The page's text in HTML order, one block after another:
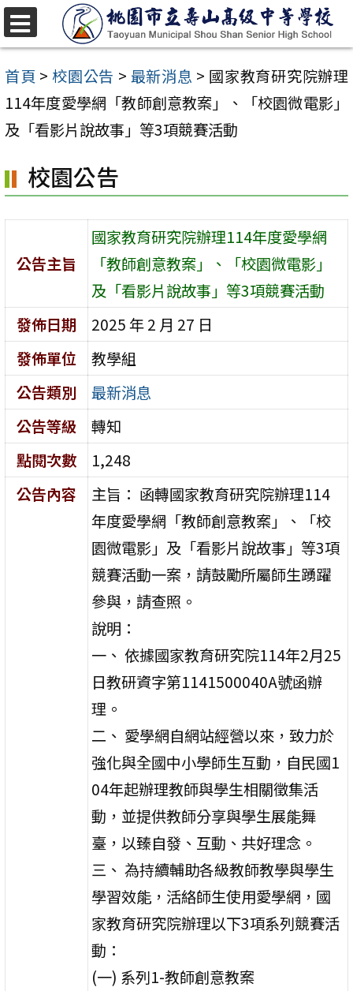
跳
至
主
要
內
區
首頁 > 校園公告 > 最新消息 > 國家教育研究院辦理
114年度愛學網「教師創意教案」、「校園微電影」
及「看影片說故事」等3項競賽活動
校園公告
公告主旨
國家教育研究院辦理114年度愛學網
「教師創意教案」、「校園微電影」
及「看影片說故事」等3項競賽活動
發佈日期
2025 年 2 月 27 日
發佈單位
教學組
公告類別
最新消息
公告等級
轉知
點閱次數
1,248
公告內容
主旨： 函轉國家教育研究院辦理114
年度愛學網「教師創意教案」、「校
園微電影」及「看影片說故事」等3項
競賽活動一案，請鼓勵所屬師生踴躍
參與，請查照。
說明：
一、 依據國家教育研究院114年2月25
日教研資字第1141500040A號函辦
理。
二、 愛學網自網站經營以來，致力於
強化與全國中小學師生互動，自民國1
04年起辦理教師與學生相關徵集活
動，並提供教師分享與學生展能舞
臺，以臻自發、互動、共好理念。
三、 為持續輔助各級教師教學與學生
學習效能，活絡師生使用愛學網，國
家教育研究院辦理以下3項系列競賽活
動：
(一) 系列1-教師創意教案
選
單